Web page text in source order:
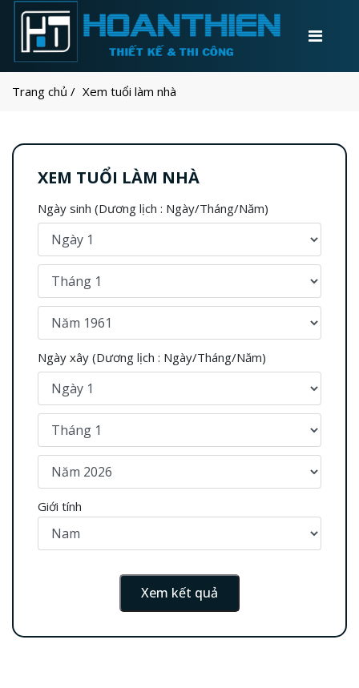
Trang chủ Xem tuổi làm nhà
XEM TUỔI LÀM NHÀ
Ngày sinh (Dương lịch : Ngày/Tháng/Năm)
Ngày xây (Dương lịch : Ngày/Tháng/Năm)
Giới tính